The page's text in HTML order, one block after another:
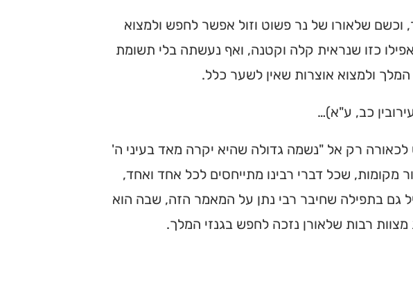
וכשם שלאורו של נר פשוט וזול אפשר לחפש ולמצוא
אפילו כזו שנראית קלה וקטנה, ואף נעשתה בלי תשומת
ולמצוא אוצרות שאין לשער כלל.
כב, ע"א)…
לכאורה רק אל "נשמה גדולה שהיא יקרה מאד בעיני ה'
מקומות, שכל דברי רבינו מתייחסים לכל אחד ואחד,
גם בתפילה שחיבר רבי נתן על המאמר הזה, שבה הוא
רבות שלאורן נזכה לחפש בגנזי המלך.